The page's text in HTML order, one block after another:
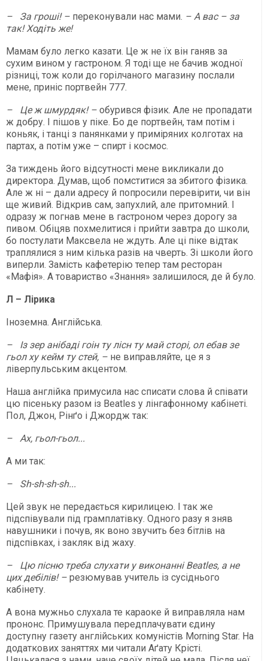
– За гроші! – переконували нас мами. – А вас – за
так! Ходіть же!
Мамам було легко казати. Це ж не їх він ганяв за
сухим вином у гастроном. Я тоді ще не бачив жодної
різниці, тож коли до горілчаного магазину послали
мене, приніс портвейн 777.
– Це ж шмурдяк! – обурився фізик. Але не пропадати
ж добру. І ­пішов у піке. Бо де портвейн, там потім і
коньяк, і танці з панянками у приміряних колготах на
партах, а потім уже – спирт і космос.
За тиждень його відсутності мене викликали до
директора. Думав, щоб помститися за збитого фізика.
Але ж ні – дали адресу й попросили перевірити, чи він
ще живий. Відкрив сам, запухлий, але притомний. І
одразу ж погнав мене в гастроном через дорогу за
пивом. Обіцяв похмелитися і прийти завтра до школи,
бо постулати Максвела не ждуть. Але ці піке відтак
траплялися з ним кілька разів на чверть. Зі школи його
виперли. Замість кафетерію тепер там ресторан
«Мафія». А товариство «Знання» залишилося, де й було.
Л – Лірика
Іноземна. Англійська.
– Із зер анібаді гоін ту лісн ту май сторі, ол ебав зе
гьол ху кейм ту стей, – не виправляйте, це я з
ліверпульським акцентом.
Наша англійка примусила нас списати слова й співати
цю пісеньку разом із Beatles у лінгафонному кабінеті.
Пол, Джон, Рінґо і Джордж так:
– Ах, гьол-гьол...
А ми так:
– Sh-sh-sh-sh...
Цей звук не передається кирилицею. І так же
підспівували під грамплатівку. Одного разу я зняв
навушники і почув, як воно звучить без бітлів на
підспівках, і закляк від жаху.
– Цю пісню треба слухати у виконанні Beatles, а не
цих дебілів! – резюмував учитель із сусіднього
кабінету.
А вона мужньо слухала те караоке й виправляла нам
прононс. Примушувала передплачувати єдину
доступну газету англійських комуністів Morning Star. На
додаткових заняттях ми читали Аґату Крісті.